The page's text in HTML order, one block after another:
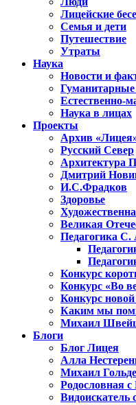
Лицейские
Семья и дети
Путешествие
Утраты
Наука
Новости и
Гуманитарные
Естественно-
Наука в лицах
Проекты
Архив
Русский Север
Архитектура
Дмитрий
И.С.Фрадков
Здоровье
Великая
Педагогика С.
Конкурс
Конкурс «Во
Конкурс
Каким мы
Михаил
Блоги
Блог Лицея
Алла
Михаил
Родословная